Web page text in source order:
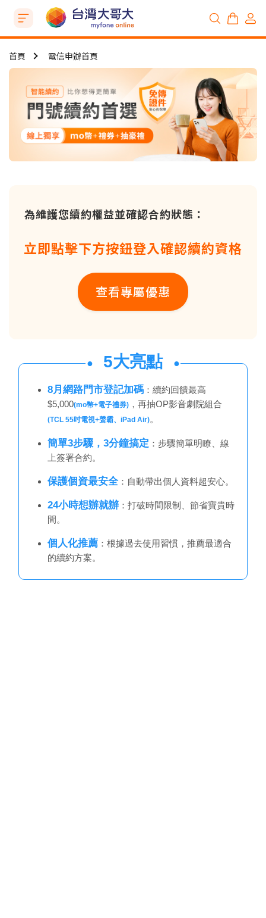
首頁 電信申辦首頁
為維護您續約權益並確認合約狀態：
立即點擊下方按鈕登入確認續約資格
查看專屬優惠
5大亮點
8月網路門市登記加碼 ： 續約回饋最高
$5,000(mo幣+電子禮券) ，再抽OP影音劇院組合
(TCL 55吋電視+聲霸、iPad Air)。
簡單3步驟，3分鐘搞定 ：步驟簡單明瞭、線
上簽署合約。
保護個資最安全：自動帶出個人資料超安心。
24小時想辦就辦 ：打破時間限制、節省寶貴時
間。
個人化推薦 ：根據過去使用習慣，推薦最適合
的續約方案。